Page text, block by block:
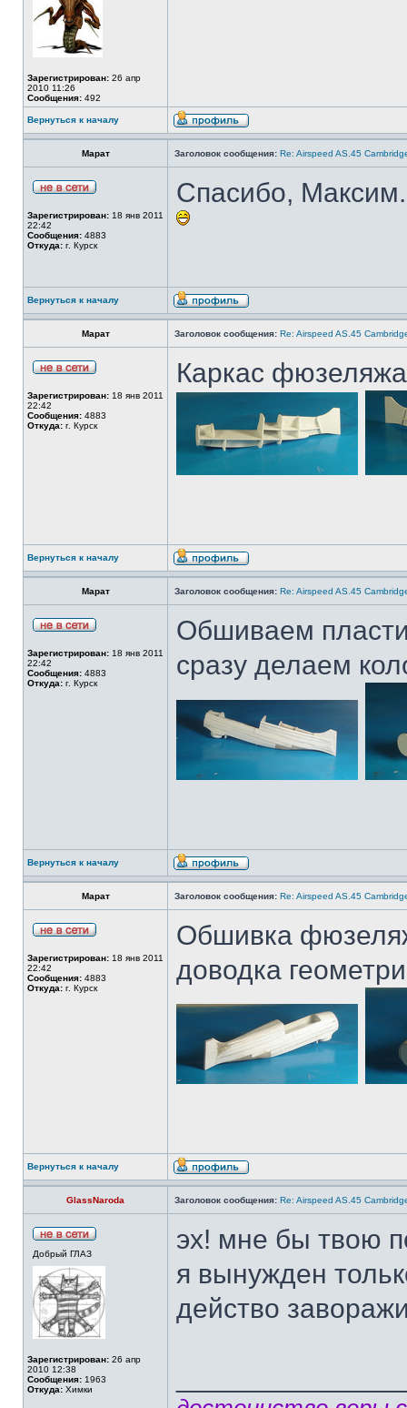
Зарегистрирован: 26 апр
2010 11:26
Сообщения: 492
Вернуться к началу
Марат Заголовок сообщения: Re: Airspeed AS.45
Зарегистрирован: 18 янв 2011
22:42
Сообщения: 4883
Откуда: г. Курск
Спасибо,
Вернуться к началу
Марат Заголовок сообщения: Re: Airspeed AS.45
Зарегистрирован: 18 янв 2011
22:42
Сообщения: 4883
Откуда: г. Курск
Каркас фюзеляжа
Вернуться к началу
Марат Заголовок сообщения: Re: Airspeed AS.45
Зарегистрирован: 18 янв 2011
22:42
Сообщения: 4883
Откуда: г. Курск
Обшиваем
сразу делаем
Вернуться к началу
Марат Заголовок сообщения: Re: Airspeed AS.45
Зарегистрирован: 18 янв 2011
22:42
Сообщения: 4883
Откуда: г. Курск
Обшивка
доводка
Вернуться к началу
GlassNaroda Заголовок сообщения: Re: Airspeed AS.45
Добрый ГЛАЗ
Зарегистрирован: 26 апр
2010 12:38
Сообщения: 1963
Откуда: Химки
эх! мне бы твою
я вынужден
действо